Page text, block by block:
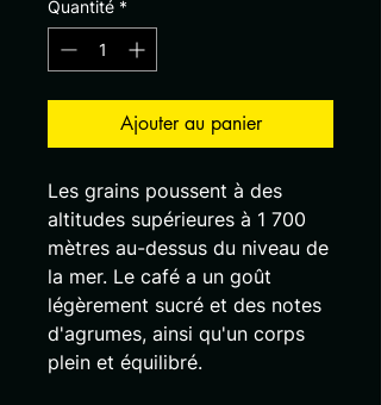
Quantité *
Ajouter au panier
Les grains poussent à des
altitudes supérieures à 1 700
mètres au-dessus du niveau de
la mer. Le café a un goût
légèrement sucré et des notes
d'agrumes, ainsi qu'un corps
plein et équilibré.